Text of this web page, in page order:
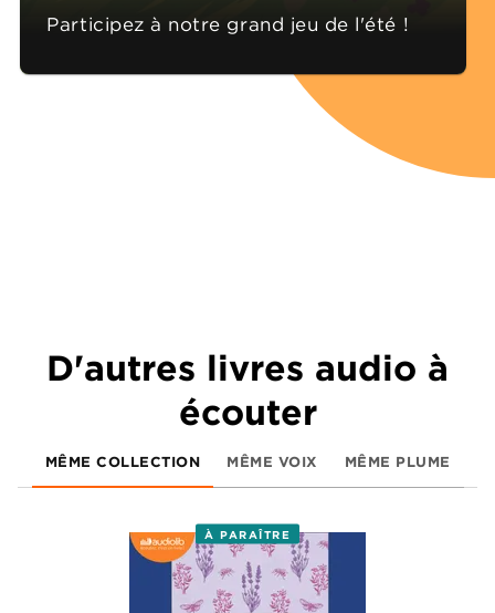
Participez à notre grand jeu de l'été !
D'autres livres audio à
écouter
MÊME COLLECTION MÊME VOIX MÊME PLUME
À PARAÎTRE